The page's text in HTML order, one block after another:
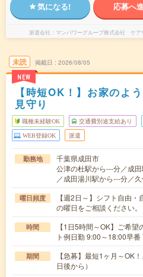
気になる! 応募へ
派遣会社 マンパワーグループ株式会社 ケア
未読
NEW
掲載日 2026/08/05
【時短OK！】お家のよ
見守り
職種未経験OK 交通費別途支給あり
WEB登録OK 派遣
勤務地
千葉県成田市
公津の杜駅から---分／成
／成田湯川駅から---分／
曜日頻度
【週2日～】シフト自由
の曜日をご相談ください。
時間
【1日5時間～OK】ご希
ト例日勤 9:00～18:00早
期間
【急募】最短1ヶ月～OK
日後から）